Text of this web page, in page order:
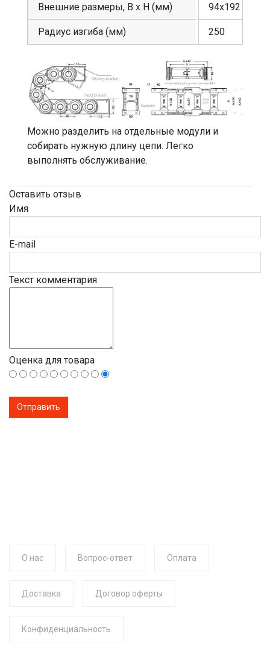
Внешние размеры, В х Н (мм)
Радиус изгиба (мм)
94х192
250
Можно разделить на отдельные модули и
собирать нужную длину цепи. Легко
выполнять обслуживание.
Оставить отзыв
Имя
E-mail
Текст комментария
Оценка для товара
О нас Вопрос-ответ Оплата
Доставка Договор оферты
Конфиденциальность